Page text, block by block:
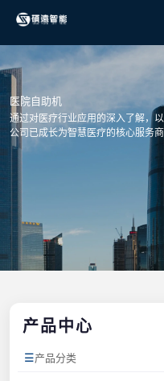
医院自助机
通过对医疗行业应用的深入了解，
公司已成长为智慧医疗的核心服务商
产品中心
☰产品分类